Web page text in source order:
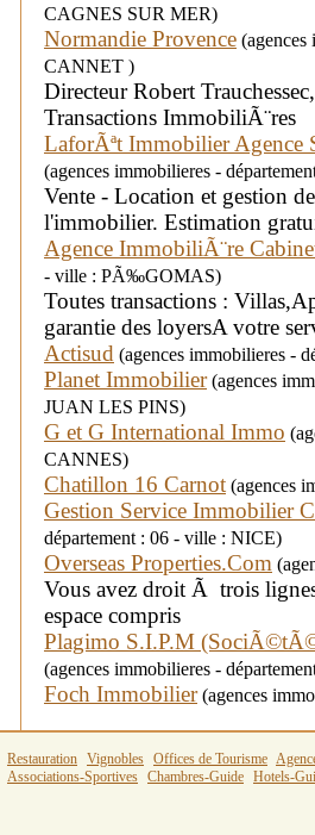
CAGNES SUR MER)
Normandie Provence
CANNET )
Directeur Robert
Transactions ImmobiliÃ¨res
LaforÃªt Immobilier Agence
(agences immobilieres -
Vente - Location et gestion
l'immobilier. Estimation
Agence ImmobiliÃ¨re
- ville : PÃ‰GOMAS)
Toutes transactions :
garantie des loyersA votre
Actisud (agences immobilieres -
Planet Immobilier(agences
JUAN LES PINS)
G et G International Immo
CANNES)
Chatillon 16 Carnot (agences
Gestion Service Immobilier
département : 06 - ville : NICE)
Overseas Properties.Com
Vous avez droit Ã trois
espace compris
Plagimo S.I.P.M
(agences immobilieres -
Foch Immobilier(agences
Restauration Vignobles Offices de Tourisme
Associations-Sportives Chambres-Guide Hotels-